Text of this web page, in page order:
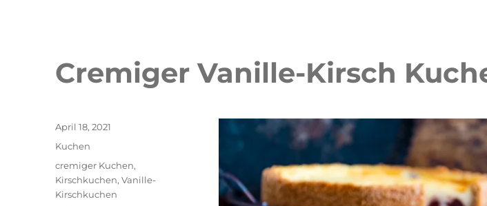
Cremiger Vanille-Kirsch
Veröffentlicht
April 18, 2021
Kategorien
Kuchen
Schlagwörter
cremiger Kuchen,
Kirschkuchen,Vanille-
Kirschkuchen